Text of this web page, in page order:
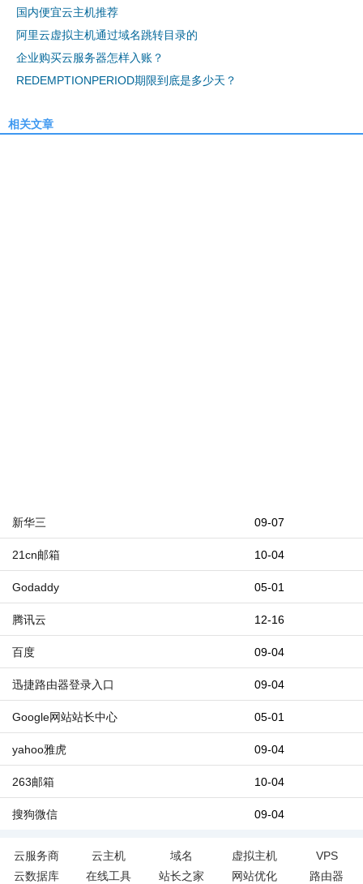
国内便宜云主机推荐
阿里云虚拟主机通过域名跳转目录的
企业购买云服务器怎样入账？
REDEMPTIONPERIOD期限到底是多少天？
相关文章
09-07
新华三
10-04
21cn邮箱
05-01
Godaddy
12-16
腾讯云
09-04
百度
09-04
迅捷路由器登录入口
05-01
Google网站站长中心
09-04
yahoo雅虎
10-04
263邮箱
09-04
搜狗微信
云服务商 云主机 域名 虚拟主机
VPS
云数据库
在线工具 站长之家 网站优化 路由器